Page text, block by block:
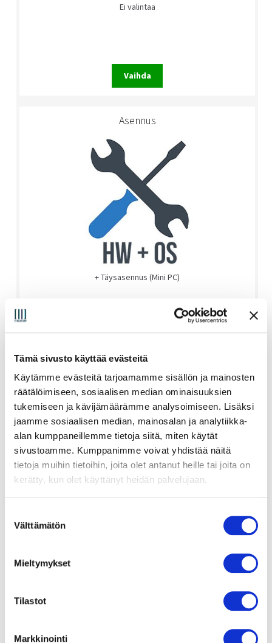
Tämä sivusto käyttää evästeitä
Käytämme evästeitä tarjoamamme sisällön ja mainosten
räätälöimiseen, sosiaalisen median ominaisuuksien
tukemiseen ja kävijämäärämme analysoimiseen. Lisäksi
jaamme sosiaalisen median, mainosalan ja analytiikka-
alan kumppaneillemme tietoja siitä, miten käytät
sivustoamme. Kumppanimme voivat yhdistää näitä
tietoja muihin tietoihin, joita olet antanut heille tai joita on
kerätty, kun olet käyttänyt heidän palvelujaan.
Välttämätön
Mieltymykset
Tilastot
Markkinointi
Ei valintaa
Vaihda
Asennus
+ Täysasennus (Mini PC)
Vaihtokansi